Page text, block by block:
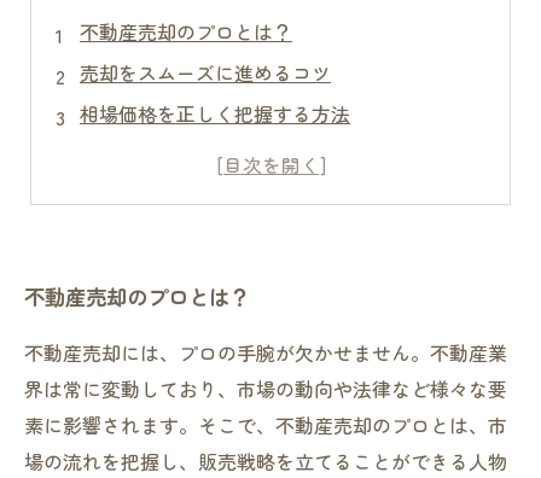
不動産売却のプロとは？
売却をスムーズに進めるコツ
相場価格を正しく把握する方法
物件の魅力を引き出すポイント
不動産売却のプロとは？
不動産売却には、プロの手腕が欠かせません。不動産業
界は常に変動しており、市場の動向や法律など様々な要
素に影響されます。そこで、不動産売却のプロとは、市
場の流れを把握し、販売戦略を立てることができる人物